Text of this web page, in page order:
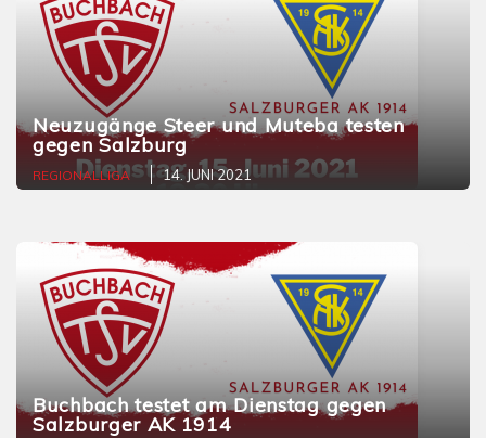
Neuzugänge Steer und Muteba testen
gegen Salzburg
REGIONALLIGA 14. JUNI 2021
Buchbach testet am Dienstag gegen
Salzburger AK 1914